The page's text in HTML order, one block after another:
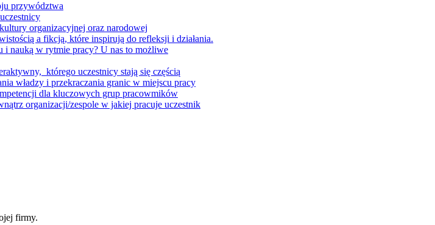
przywództwa
organizacyjnej oraz narodowej
a fikcją, które inspirują do refleksji i działania.
i nauką w rytmie pracy? U nas to możliwe
którego uczestnicy stają się częścią
władzy i przekraczania granic w miejscu pracy
dla kluczowych grup pracowmików
organizacji/zespole w jakiej pracuje uczestnik
firmy.